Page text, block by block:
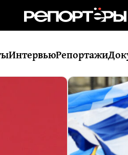
ИнтервьюРепортажи